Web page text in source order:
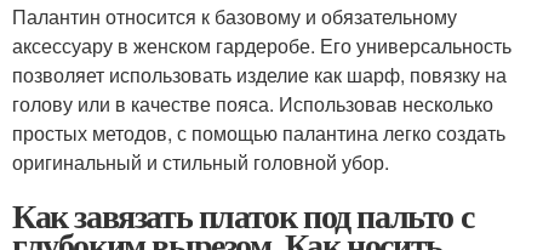
Палантин относится к базовому и обязательному
аксессуару в женском гардеробе. Его универсальность
позволяет использовать изделие как шарф, повязку на
голову или в качестве пояса. Использовав несколько
простых методов, с помощью палантина легко создать
оригинальный и стильный головной убор.
Как завязать платок под пальто с